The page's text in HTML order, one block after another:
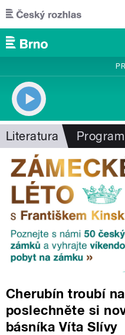
Přejít k hlavnímu obsahu
Literatura Program
Cherubín troubí
poslechněte si
básníka Víta Slívy